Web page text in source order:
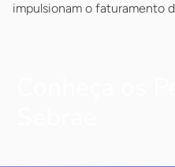
impulsionam o faturamento